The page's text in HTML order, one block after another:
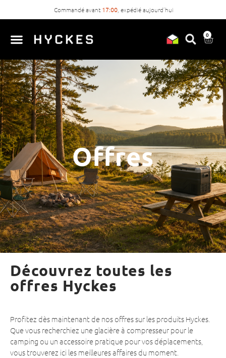
Commandé avant 17:00, expédié aujourd’hui
0
Offres
Découvrez toutes les
offres Hyckes
Profitez dès maintenant de nos offres sur les produits Hyckes.
Que vous recherchiez une glacière à compresseur pour le
camping ou un accessoire pratique pour vos déplacements,
vous trouverez ici les meilleures affaires du moment.